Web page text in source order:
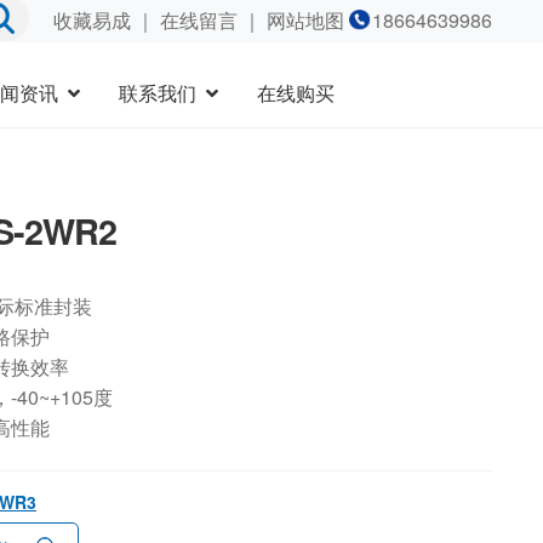
收藏易成｜ 在线留言｜ 网站地图 18664639986
资讯 联系我们 在线购买
2WR2
标准封装
保护
换效率
-40~+105度
性能